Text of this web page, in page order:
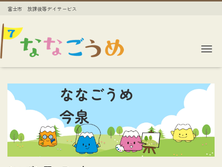
富士市 放課後等デイサービス
ななごうめ
今泉